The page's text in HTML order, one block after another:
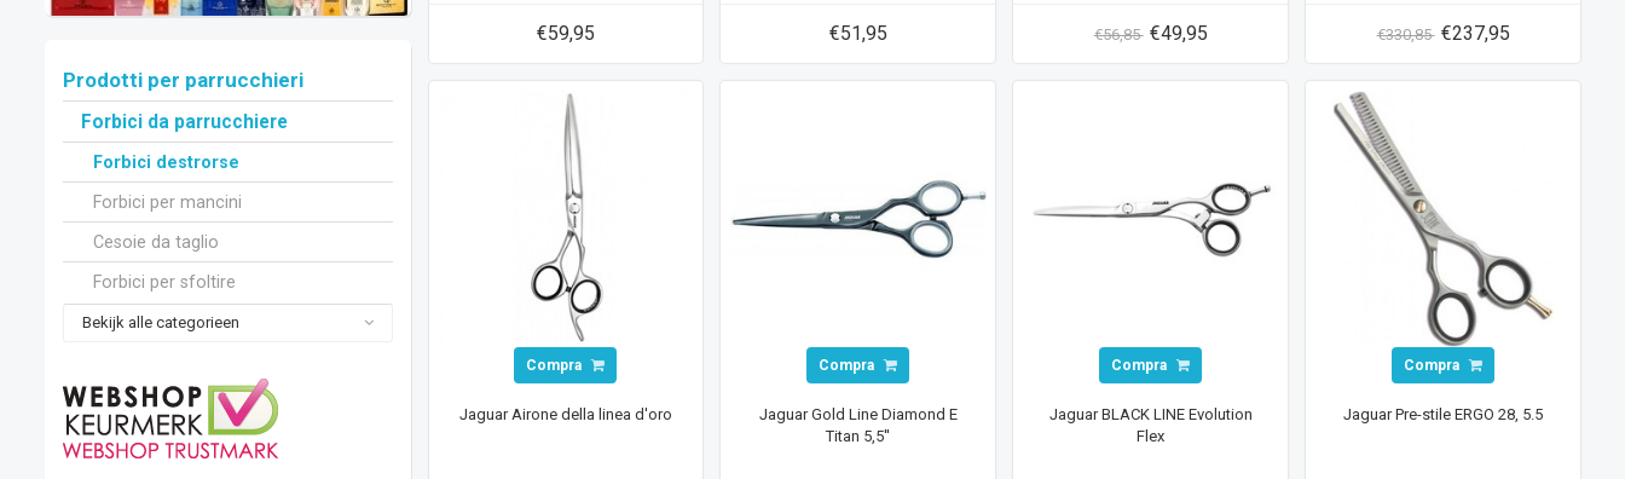
Prodotti per parrucchieri
Forbici da parrucchiere
Forbici destrorse
Forbici per mancini
Cesoie da taglio
Forbici per sfoltire
Bekijk alle categorieen
€59,95 €51,95 €56,85 €49,95 €330,85 €237,95
Compra
Jaguar Airone della linea d'oro
Compra
Jaguar Gold Line Diamond E
Titan 5,5''
Compra
Jaguar BLACK LINE Evolution
Flex
Compra
Jaguar Pre-stile ERGO 28, 5.5